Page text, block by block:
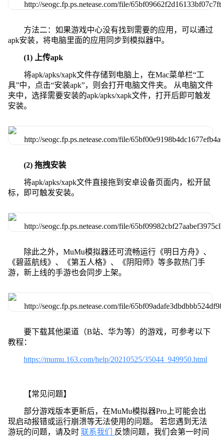
方法二：如果游戏中心没有找到需要的应用，可以通过
apk安装，将电脑里面的应用同步到模拟器中。
(1) 上传apk
将apk/apks/xapk文件存储到电脑上，在Mac菜单栏“工
具”中，点击“安装apk”，则会打开电脑文件夹。 从电脑文件
夹中，选择需要安装的apk/apks/xapk文件，打开后即可触发
安装。
(2) 拖拽安装
将apk/apks/xapk文件直接拖到安卓设备页面内，松开鼠
标，即可触发安装。
除此之外，MuMu模拟器还可流畅运行《明日方舟》、
《碧蓝航线》、《第五人格》、《阴阳师》等多款热门手
游，新上线的手游也会同步上架。
要下载其他渠道（B站、华为等）的游戏，可参考以下
教程：
https://mumu.163.com/help/20210525/35044_949950.html
【常见问题】
部分游戏版本更新后，在MuMu模拟器Pro上可能会出
现启动报错或运行崩溃等无法使用的问题。 若您遇到无法
游玩的问题，请及时 联系我们
反馈问题，我们会第一时间